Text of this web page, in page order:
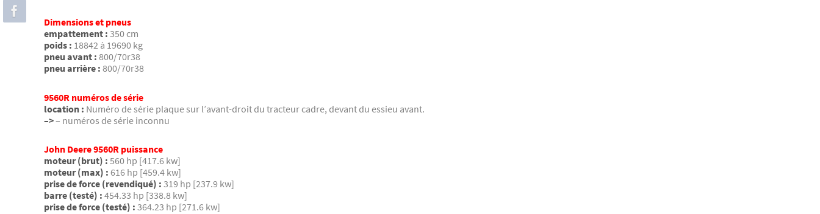
Dimensions et pneus
empattement : 350 cm
poids : 18842 à 19690 kg
pneu avant : 800/70r38
pneu arrière : 800/70r38
9560R numéros de série
location : Numéro de série plaque sur l’avant-droit du tracteur cadre, devant du essieu avant.
–>– numéros de série inconnu
John Deere 9560R puissance
moteur (brut) : 560 hp [417.6 kw]
moteur (max) : 616 hp [459.4 kw]
prise de force (revendiqué) : 319 hp [237.9 kw]
barre (testé) : 454.33 hp [338.8 kw]
prise de force (testé) : 364.23 hp [271.6 kw]